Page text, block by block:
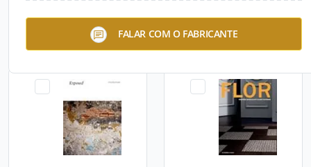
FALAR COM O FABRICANTE
Carpetes Modulares
Level